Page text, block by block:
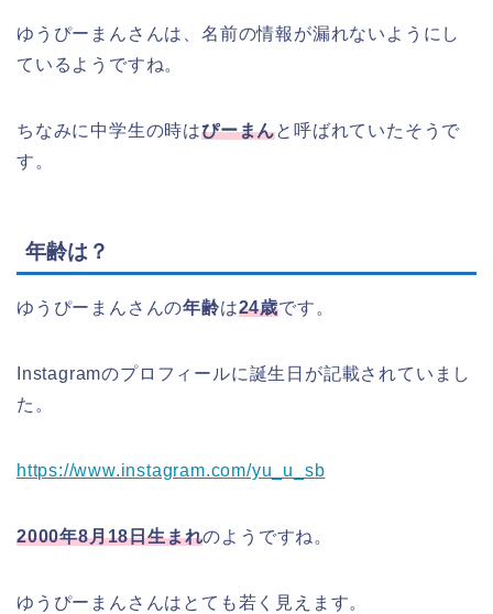
ゆうぴーまんさんは、名前の情報が漏れないようにし
ているようですね。
ちなみに中学生の時はぴーまんと呼ばれていたそうで
す。
年齢は？
ゆうぴーまんさんの年齢は24歳です。
Instagramのプロフィールに誕生日が記載されていまし
た。
https://www.instagram.com/yu_u_sb
2000年8月18日生まれのようですね。
ゆうぴーまんさんはとても若く見えます。